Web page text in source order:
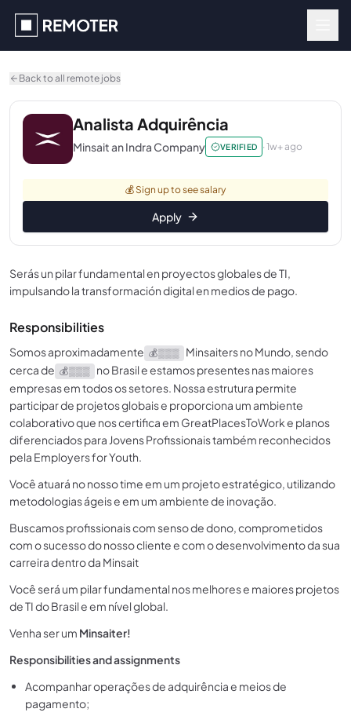
Back to all remote jobs
Analista Adquirência
Minsait an Indra Company VERIFIED · 1w+ ago
💰 Sign up to see salary
Apply
Serás un pilar fundamental en proyectos globales de TI,
impulsando la transformación digital en medios de pago.
Responsibilities
Somos aproximadamente 💰 ▒▒▒
Minsaiters no Mundo, sendo
cerca de 💰 ▒▒▒
no Brasil e estamos presentes nas maiores
empresas em todos os setores. Nossa estrutura permite
participar de projetos globais e proporciona um ambiente
colaborativo que nos certifica em GreatPlacesToWork e planos
diferenciados para Jovens Profissionais também reconhecidos
pela Employers for Youth.
Você atuará no nosso time em um projeto estratégico, utilizando
metodologias ágeis e em um ambiente de inovação.
Buscamos profissionais com senso de dono, comprometidos
com o sucesso do nosso cliente e com o desenvolvimento da sua
carreira dentro da Minsait
Você será um pilar fundamental nos melhores e maiores projetos
de TI do Brasil e em nível global.
Venha ser um Minsaiter!
Responsibilities and assignments
Acompanhar operações de adquirência e meios de
pagamento;